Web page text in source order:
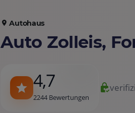
Autohaus
Auto Zolleis,
4,7
2244 Bewertungen